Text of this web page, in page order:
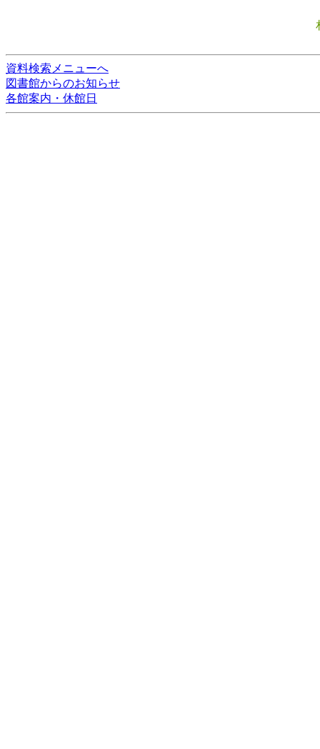
資料検索メニューへ
図書館からのお知らせ
各館案内・休館日